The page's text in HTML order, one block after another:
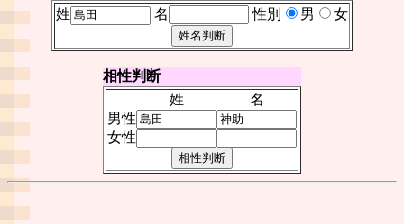
姓
名 性別 男 女
相性判断
姓
名
男性
女性